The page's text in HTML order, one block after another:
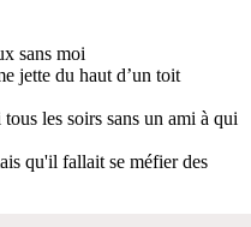
sans moi
jette du haut d’un toit
les soirs sans un ami à qui
qu'il fallait se méfier des